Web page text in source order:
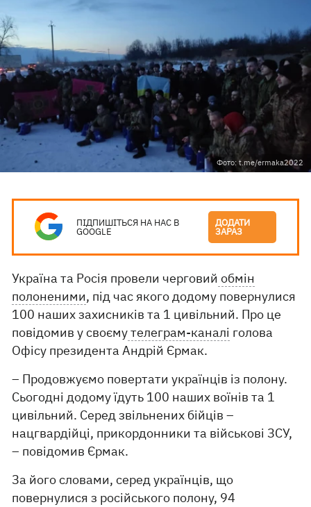
Фото: t.me/ermaka2022
ПІДПИШІТЬСЯ НА НАС В
GOOGLE
ДОДАТИ
ЗАРАЗ
Україна та Росія провели черговий обмін
полоненими, під час якого додому повернулися
100 наших захисників та 1 цивільний. Про це
повідомив у своємутелеграм-каналі голова
Офісу президента Андрій Єрмак.
– Продовжуємо повертати українців із полону.
Сьогодні додому їдуть 100 наших воїнів та 1
цивільний. Серед звільнених бійців –
нацгвардійці, прикордонники та військові ЗСУ,
– повідомив Єрмак.
За його словами, серед українців, що
повернулися з російського полону, 94